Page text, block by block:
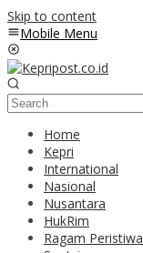
Skip to content
Mobile Menu
Home
Kepri
International
Nasional
Nusantara
HukRim
Ragam Peristiwa